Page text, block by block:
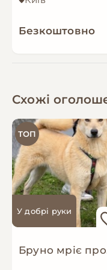
Безкоштовно
Схожі
ТОП
У добрі руки